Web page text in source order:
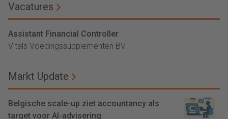
Vacatures
Assistant Financial Controller
Vitals Voedingssupplementen BV
Markt Update
Belgische scale-up ziet accountancy als
target voor AI-advisering